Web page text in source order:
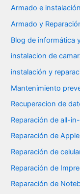
Armado e
Armado y
Blog de informática
instalacion de
instalación y
Mantenimiento
Recuperacion de
Reparación de all-
Reparación de
Reparación de
Reparación de
Reparación de